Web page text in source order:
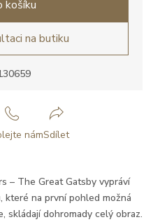
– The Great Gatsby vypráví
které na první pohled možná
skládají dohromady celý obraz.
košíku
na butiku
námSdílet